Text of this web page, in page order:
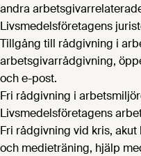
andra
Livsmedelsföretagens
Tillgång till rådgivning i
arbetsgivarrådgivning,
och e-post.
Fri rådgivning i
Livsmedelsföretagens
Fri rådgivning vid kris,
och medieträning, hjälp